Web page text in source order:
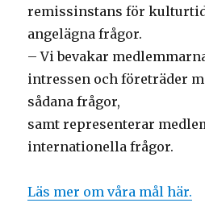
remissinstans för
angelägna frågor.
– Vi bevakar
intressen och företräder
sådana frågor,
samt representerar
internationella frågor.
Läs mer om våra mål här.